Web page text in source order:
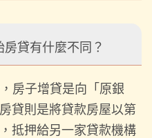
房貸有什麼不同？
房子增貸是向「原銀
貸則是將貸款房屋以第
抵押給另一家貸款機構